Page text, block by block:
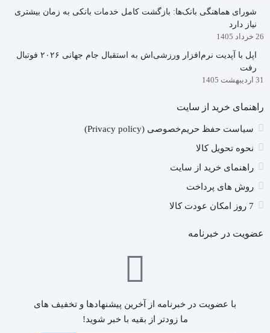
شورای هماهنگی بانک‌ها: بازگشت کامل خدمات بانکی به زمان بیشتری
نیاز دارد
26 خرداد 1405
اپل با آپدیت نرم‌افزار ورزشی‌اش به استقبال جام جهانی ۲۰۲۶ فوتبال
رفت
31 اردیبهشت 1405
راهنمای خرید از سایت
سیاست حفظ حریم‌خصوصی (Privacy policy)
نحوه تحویل کالا
راهنمای خرید از سایت
روش های پرداخت
7 روز امکان عودت کالا
عضویت در خبرنامه
با عضویت در خبرنامه از آخرین پیشنهادها و تخفیف های
ما زودتر از بقیه با خبر شوید!